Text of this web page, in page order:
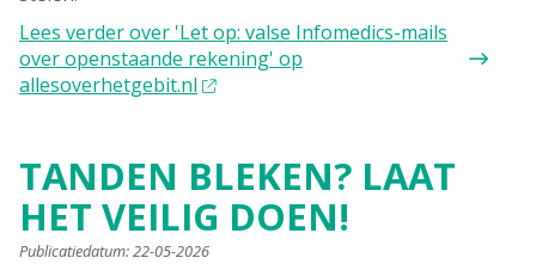
Lees verderover 'Let op: valse Infomedics-mails
over openstaande rekening' op
allesoverhetgebit.nl
TANDEN BLEKEN? LAAT
HET VEILIG DOEN!
Publicatiedatum:22-05-2026